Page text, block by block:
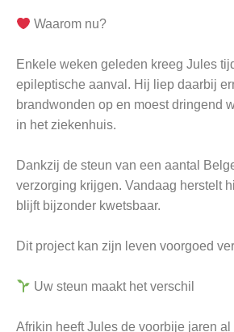
Waarom nu?
Enkele weken geleden kreeg Jules
epileptische aanval. Hij liep daarbij
brandwonden op en moest dringend
in het ziekenhuis.
Dankzij de steun van een aantal
verzorging krijgen. Vandaag herstelt
blijft bijzonder kwetsbaar.
Dit project kan zijn leven voorgoed
Uw steun maakt het verschil
Afrikin heeft Jules de voorbije jaren